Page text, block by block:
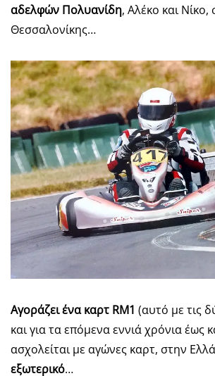
αδελφών Πολυανίδη, Αλέκο και
Θεσσαλονίκης…
Αγοράζει ένα καρτ RM1 (αυτό με τις
και για τα επόμενα εννιά χρόνια έως
ασχολείται με αγώνες καρτ, στην
εξωτερικό…